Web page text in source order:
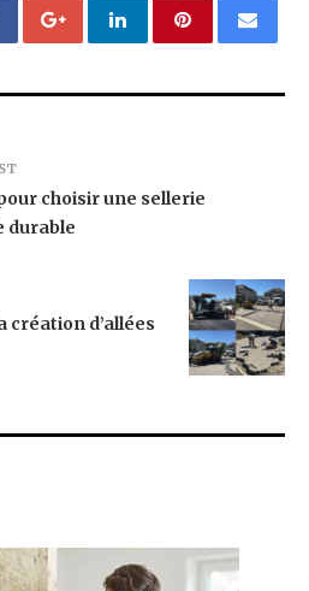
choisir une sellerie
durable
création d’allées